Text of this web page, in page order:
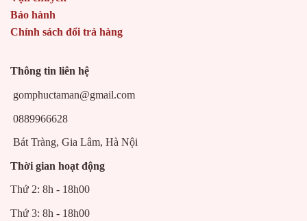
Bảo hành
Chính sách đổi trả hàng
Thông tin liên hệ
gomphuctaman@gmail.com
0889966628
Bát Tràng, Gia Lâm, Hà Nội
Thời gian hoạt động
Thứ 2: 8h - 18h00
Thứ 3: 8h - 18h00